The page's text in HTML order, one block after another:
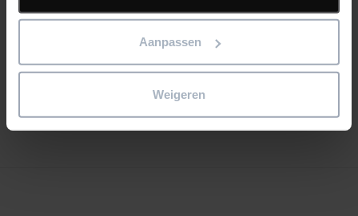
Aanpassen
Weigeren
CAPTCHA